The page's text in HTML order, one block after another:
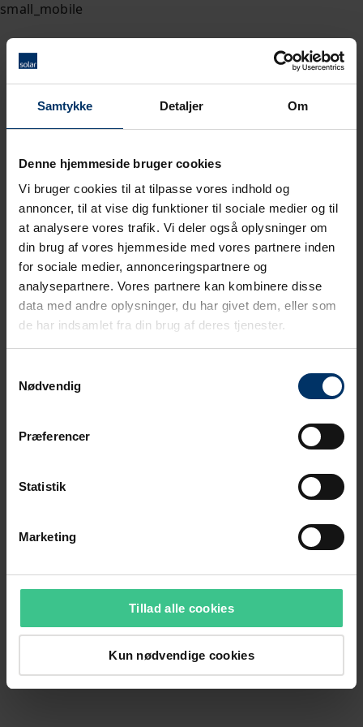
Samtykke Detaljer Om
Denne hjemmeside bruger cookies
Vi bruger cookies til at tilpasse vores indhold og
annoncer, til at vise dig funktioner til sociale medier og til
at analysere vores trafik. Vi deler også oplysninger om
din brug af vores hjemmeside med vores partnere inden
for sociale medier, annonceringspartnere og
analysepartnere. Vores partnere kan kombinere disse
data med andre oplysninger, du har givet dem, eller som
de har indsamlet fra din brug af deres tjenester.
Nødvendig
Præferencer
Statistik
Marketing
Tillad alle cookies
Kun nødvendige cookies